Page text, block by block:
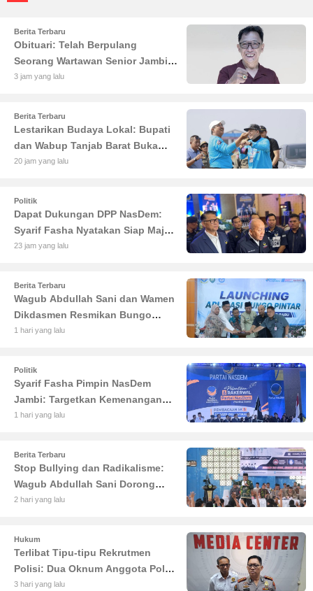
Berita Terbaru
Obituari: Telah Berpulang
Seorang Wartawan Senior Jambi
Hery Farmansyah atau Hery
3 jam yang lalu
Berita Terbaru
Lestarikan Budaya Lokal: Bupati
dan Wabup Tanjab Barat Buka
Lomba Sauk'an Layangan
20 jam yang lalu
Politik
Dapat Dukungan DPP NasDem:
Syarif Fasha Nyatakan Siap Maju
di Pilgub Jambi
23 jam yang lalu
Berita Terbaru
Wagub Abdullah Sani dan Wamen
Dikdasmen Resmikan Bungo
Pintar: Dorong Digitalisasi
1 hari yang lalu
Politik
Syarif Fasha Pimpin NasDem
Jambi: Targetkan Kemenangan
Besar di Pemilu 2029
1 hari yang lalu
Berita Terbaru
Stop Bullying dan Radikalisme:
Wagub Abdullah Sani Dorong
Siswa Jadi Garda Terdepan
2 hari yang lalu
Hukum
Terlibat Tipu-tipu Rekrutmen
Polisi: Dua Oknum Anggota Polda
Jambi Diciduk Propam
3 hari yang lalu